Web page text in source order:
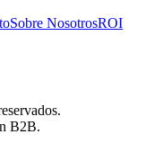
Sobre NosotrosROI
B2B.